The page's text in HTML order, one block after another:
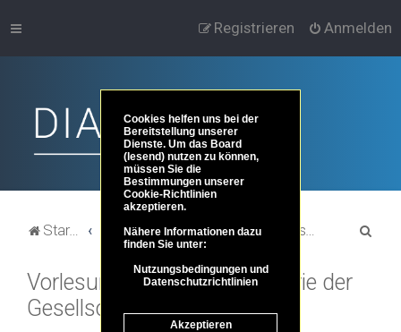
Anmelden
Registrieren
Startseite Portal Foren-Übersicht Philosoph*innen, Lesethreads, Vorträge & Video Lesethreads
Vorlesung: Luhmann - Theorie der
Gesellschaft
Cookies helfen uns bei der
Bereitstellung unserer
Dienste. Um das Board
(lesend) nutzen zu können,
müssen Sie die
Bestimmungen unserer
Cookie-Richtlinien
akzeptieren.
Nähere Informationen dazu
finden Sie unter:
Nutzungsbedingungen und
Datenschutzrichtlinien
Akzeptieren